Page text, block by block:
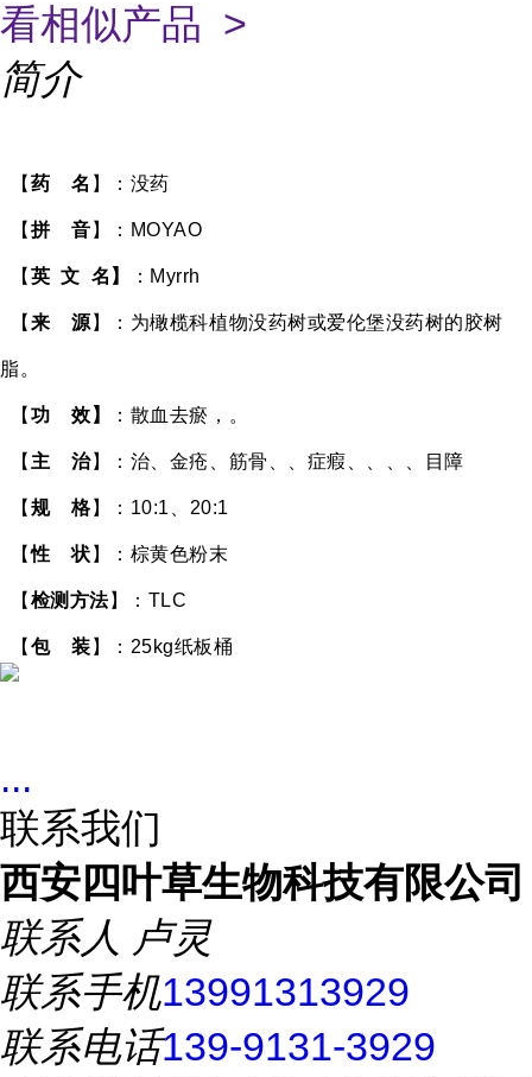
看相似产品 >
简介
【 药 名 】：没药
【 拼 音 】：MOYAO
【 英 文 名】 ：Myrrh
【 来 源 】：为橄榄科植物没药树或爱伦堡没药树的胶树
脂。
【 功 效】 ：散血去瘀，。
【 主 治】：治 、金疮、筋骨、、症瘕、、、、目障
【 规 格】 ： 10:1、20:1
【性 状 】 ：棕黄色粉末
【 检测方法】 ：TLC
【 包 装 】 ：25kg纸板桶
...
联系我们
西安四叶草生物科技有限公司
联系人 卢灵
联系手机13991313929
联系电话139-9131-3929